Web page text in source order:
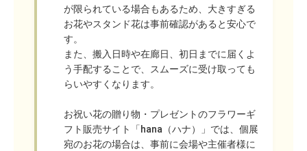
が限られている場合もあるため、大きすぎる
お花やスタンド花は事前確認があると安心で
す。
また、搬入日時や在廊日、初日までに届くよ
う手配することで、スムーズに受け取っても
らいやすくなります。
お祝い花の贈り物・プレゼントのフラワーギ
フト販売サイト「hana（ハナ）」では、個展
宛のお花の場合は、事前に会場や主催者様に